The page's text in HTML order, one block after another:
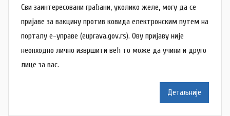
c
т
о
р
N
š
Сви заинтересовани грађани, уколико желе, могу да се
пријаве за вакцину против ковида електронским путем на
порталу е-управе (euprava.gov.rs). Ову пријаву није
неопходно лично извршити већ то може да учини и друго
лице за вас.
Детаљније